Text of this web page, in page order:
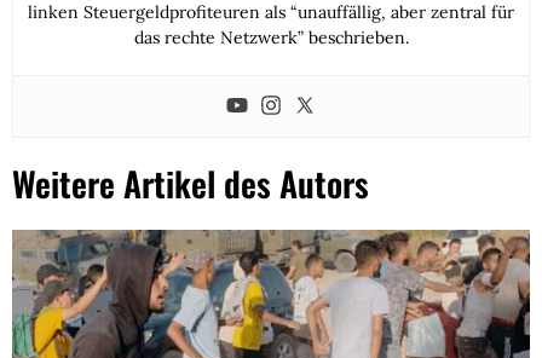
linken Steuergeldprofiteuren als “unauffällig, aber zentral für
das rechte Netzwerk” beschrieben.
Weitere Artikel des Autors